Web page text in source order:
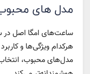
مدل‌ های
ساعت‌های امگا اصل در
هرکدام ویژگی‌ها و
مدل‌های محبوب،